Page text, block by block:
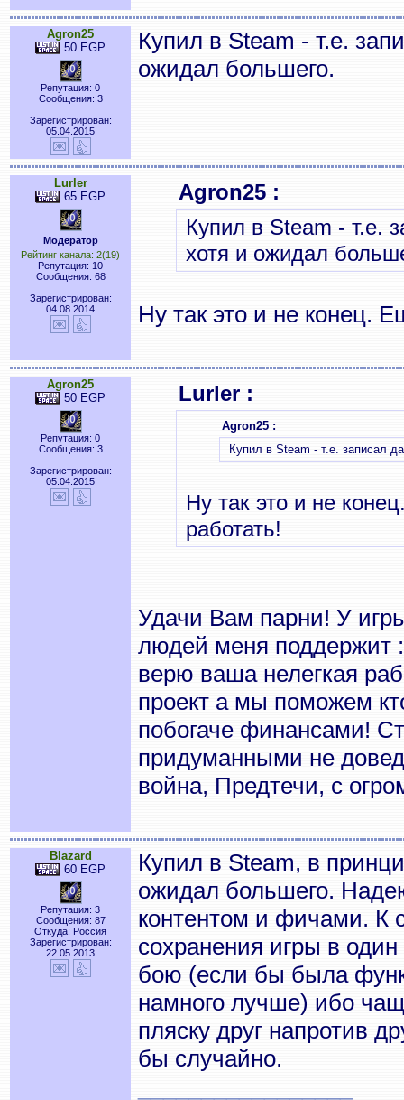
Agron25
50 EGP
Репутация: 0
Сообщения: 3
Зарегистрирован:
05.04.2015
Купил в Steam - т.е.
ожидал большего.
Lurler
65 EGP
Модератор
Рейтинг канала: 2(19)
Репутация: 10
Сообщения: 68
Зарегистрирован:
04.08.2014
Agron25 :
Купил в Steam - т.е.
хотя и ожидал
Ну так это и не конец.
Agron25
50 EGP
Репутация: 0
Сообщения: 3
Зарегистрирован:
05.04.2015
Lurler :
Agron25 :
Купил в Steam - т.е. записал
Ну так это и не
работать!
Удачи Вам парни! У
людей меня поддержит
верю ваша нелегкая
проект а мы поможем
побогаче финансами!
придуманными не
война, Предтечи, с
Blazard
60 EGP
Репутация: 3
Сообщения: 87
Откуда: Россия
Зарегистрирован:
22.05.2013
Купил в Steam, в
ожидал большего.
контентом и фичами. К
сохранения игры в
бою (если бы была
намного лучше) ибо
пляску друг напротив
бы случайно.